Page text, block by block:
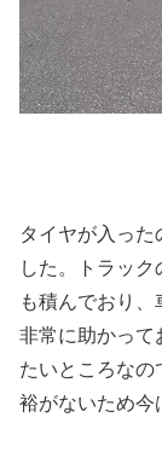
タイヤが入った
した。トラッ
も積んでおり
非常に助かって
たいところなの
裕がないため今